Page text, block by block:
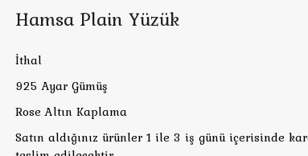
Hamsa Plain Yüzük
İthal
925 Ayar Gümüş
Rose Altın Kaplama
Satın aldığınız ürünler 1 ile 3 iş günü içerisinde